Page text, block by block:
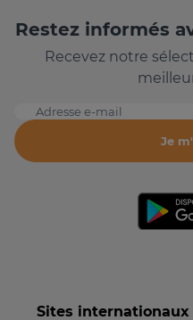
Restez informés
Recevez notre
Adresse e-mail
Je
Sites internationaux